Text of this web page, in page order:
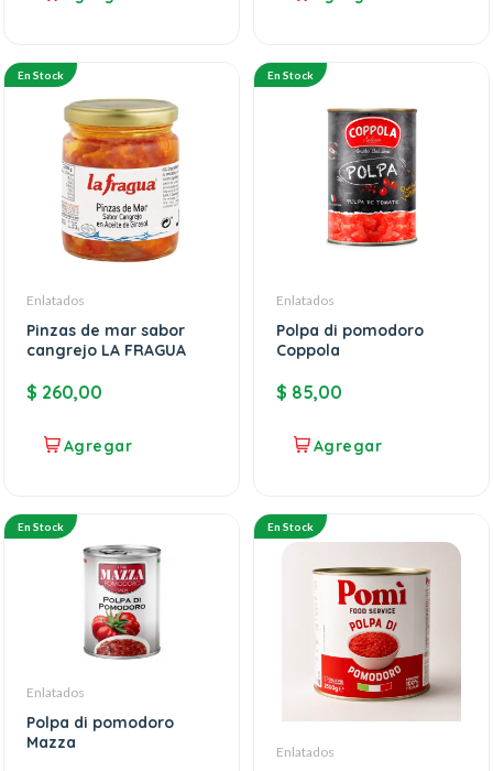
En Stock
Enlatados
Pinzas de mar sabor
cangrejo LA FRAGUA
$ 260,00
En Stock
Enlatados
Polpa di pomodoro
Coppola
$ 85,00
En Stock
Enlatados
Polpa di pomodoro
Mazza
En Stock
Enlatados